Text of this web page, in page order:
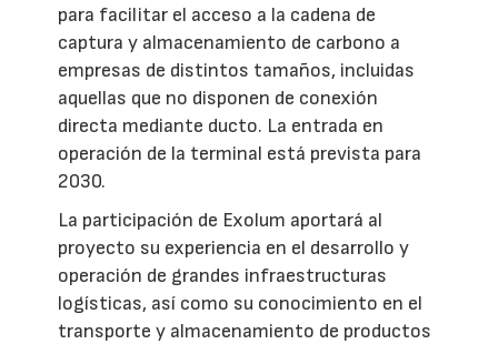
para facilitar el acceso a la cadena de
captura y almacenamiento de carbono a
empresas de distintos tamaños, incluidas
aquellas que no disponen de conexión
directa mediante ducto. La entrada en
operación de la terminal está prevista para
2030.
La participación de Exolum aportará al
proyecto su experiencia en el desarrollo y
operación de grandes infraestructuras
logísticas, así como su conocimiento en el
transporte y almacenamiento de productos